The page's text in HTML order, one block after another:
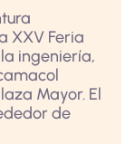
XXV Feria
ingeniería,
Mayor. El
de